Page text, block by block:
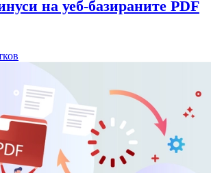
на уеб-базираните PDF